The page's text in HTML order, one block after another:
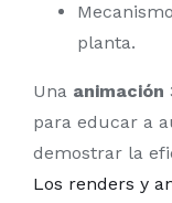
planta.
Una animación
para educar a
demostrar la
Los renders y